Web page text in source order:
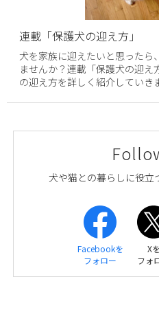
連載「保護犬の迎え方」
犬を家族に迎えたいと思ったら
ませんか？連載「保護犬の迎
の迎え方を詳しく紹介していき
犬や猫との暮らしに役立
Facebookを
フォロー
Xを
フォ